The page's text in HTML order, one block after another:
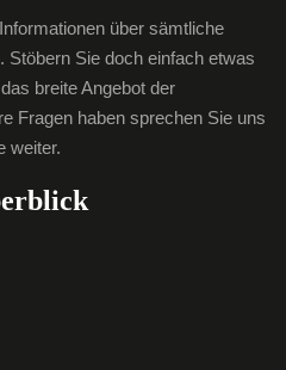
über sämtliche
Stöbern Sie doch einfach etwas
breite Angebot der
Fragen haben sprechen Sie uns
weiter.